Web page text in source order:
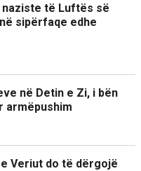
të Luftës së
sipërfaqe edhe
në Detin e Zi, i bën
armëpushim
Veriut do të dërgojë